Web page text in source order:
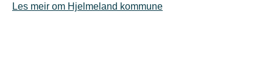
Les meir om Hjelmeland kommune